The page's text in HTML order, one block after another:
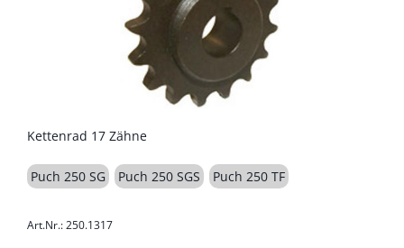
Kettenrad 17 Zähne
Puch 250 SG Puch 250 SGS Puch 250 TF
Art.Nr.: 250.1317